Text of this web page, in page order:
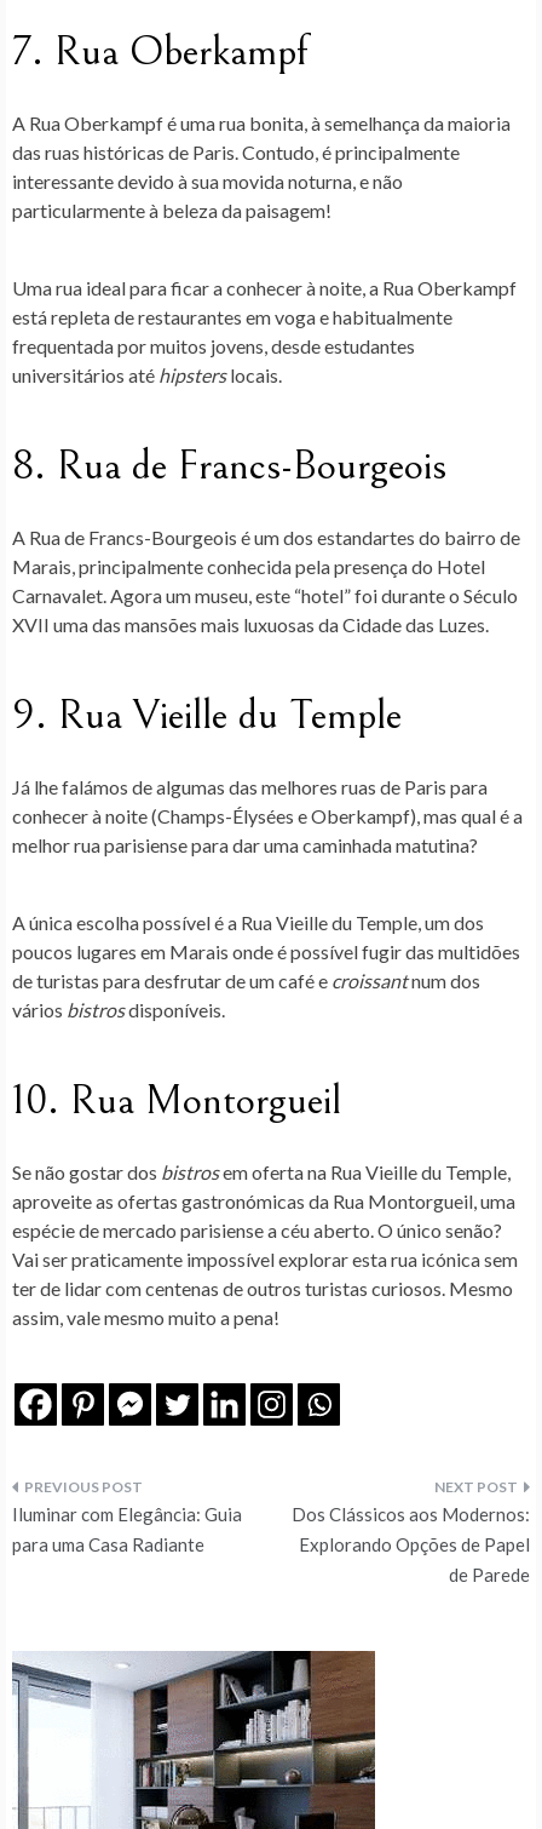
7. Rua Oberkampf
A Rua Oberkampf é uma rua bonita, à semelhança da maioria
das ruas históricas de Paris. Contudo, é principalmente
interessante devido à sua movida noturna, e não
particularmente à beleza da paisagem!
Uma rua ideal para ficar a conhecer à noite, a Rua Oberkampf
está repleta de restaurantes em voga e habitualmente
frequentada por muitos jovens, desde estudantes
universitários até hipsterslocais.
8. Rua de Francs-Bourgeois
A Rua de Francs-Bourgeois é um dos estandartes do bairro de
Marais, principalmente conhecida pela presença do Hotel
Carnavalet. Agora um museu, este “hotel” foi durante o Século
XVII uma das mansões mais luxuosas da Cidade das Luzes.
9. Rua Vieille du Temple
Já lhe falámos de algumas das melhores ruas de Paris para
conhecer à noite (Champs-Élysées e Oberkampf), mas qual é a
melhor rua parisiense para dar uma caminhada matutina?
A única escolha possível é a Rua Vieille du Temple, um dos
poucos lugares em Marais onde é possível fugir das multidões
de turistas para desfrutar de um café e croissantnum dos
vários bistrosdisponíveis.
10. Rua Montorgueil
Se não gostar dos bistrosem oferta na Rua Vieille du Temple,
aproveite as ofertas gastronómicas da Rua Montorgueil, uma
espécie de mercado parisiense a céu aberto. O único senão?
Vai ser praticamente impossível explorar esta rua icónica sem
ter de lidar com centenas de outros turistas curiosos. Mesmo
assim, vale mesmo muito a pena!
Navegação
de
Iluminar com Elegância: Guia
para uma Casa Radiante
Dos Clássicos aos Modernos:
Explorando Opções de Papel
de Parede